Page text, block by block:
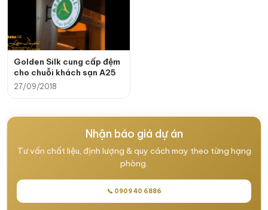
Golden Silk cung cấp đệm
cho chuỗi khách sạn A25
27/09/2018
Nhận báo giá dự án
Tư vấn chất liệu, định lượng & quy cách may theo từng hạng
phòng.
📞 0909 40 6886